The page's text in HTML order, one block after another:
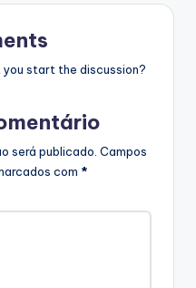
you start the discussion?
será publicado. Campos
com *